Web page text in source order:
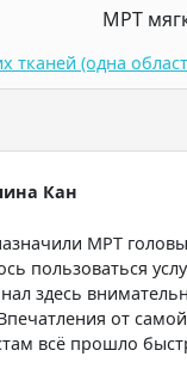
МРТ
тканей (одна
Кан
МРТ
пользоваться
здесь
от
всё прошло